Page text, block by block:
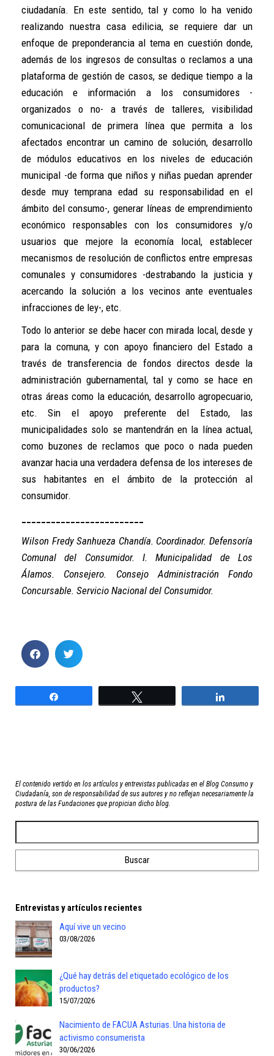
ciudadanía. En este sentido, tal y como lo ha venido
realizando nuestra casa edilicia, se requiere dar un
enfoque de preponderancia al tema en cuestión donde,
además de los ingresos de consultas o reclamos a una
plataforma de gestión de casos, se dedique tiempo a la
educación e información a los consumidores -
organizados o no- a través de talleres, visibilidad
comunicacional de primera línea que permita a los
afectados encontrar un camino de solución, desarrollo
de módulos educativos en los niveles de educación
municipal -de forma que niños y niñas puedan aprender
desde muy temprana edad su responsabilidad en el
ámbito del consumo-, generar líneas de emprendimiento
económico responsables con los consumidores y/o
usuarios que mejore la economía local, establecer
mecanismos de resolución de conflictos entre empresas
comunales y consumidores -destrabando la justicia y
acercando la solución a los vecinos ante eventuales
infracciones de ley-, etc.
Todo lo anterior se debe hacer con mirada local, desde y
para la comuna, y con apoyo financiero del Estado a
través de transferencia de fondos directos desde la
administración gubernamental, tal y como se hace en
otras áreas como la educación, desarrollo agropecuario,
etc. Sin el apoyo preferente del Estado, las
municipalidades solo se mantendrán en la línea actual,
como buzones de reclamos que poco o nada pueden
avanzar hacia una verdadera defensa de los intereses de
sus habitantes en el ámbito de la protección al
consumidor.
Wilson Fredy Sanhueza Chandía. Coordinador. Defensoría
Comunal del Consumidor. I. Municipalidad de Los
Álamos. Consejero. Consejo Administración Fondo
Concursable. Servicio Nacional del Consumidor.
El contenido vertido en los artículos y entrevistas publicadas en el Blog Consumo y
Ciudadanía, son de responsabilidad de sus autores y no reflejan necesariamente la
postura de las Fundaciones que propician dicho blog.
Entrevistas y artículos recientes
Aquí vive un vecino
03/08/2026
¿Qué hay detrás del etiquetado ecológico de los
productos?
15/07/2026
Nacimiento de FACUA Asturias. Una historia de
activismo consumerista
30/06/2026